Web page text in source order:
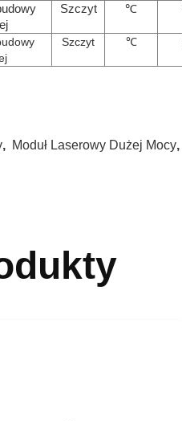
Szczyt ℃
Szczyt ℃
, Moduł Laserowy Dużej Mocy,